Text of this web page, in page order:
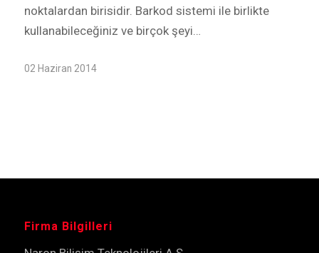
noktalardan birisidir. Barkod sistemi ile birlikte
kullanabileceğiniz ve birçok şeyi…
02 Haziran 2014
Firma Bilgilleri